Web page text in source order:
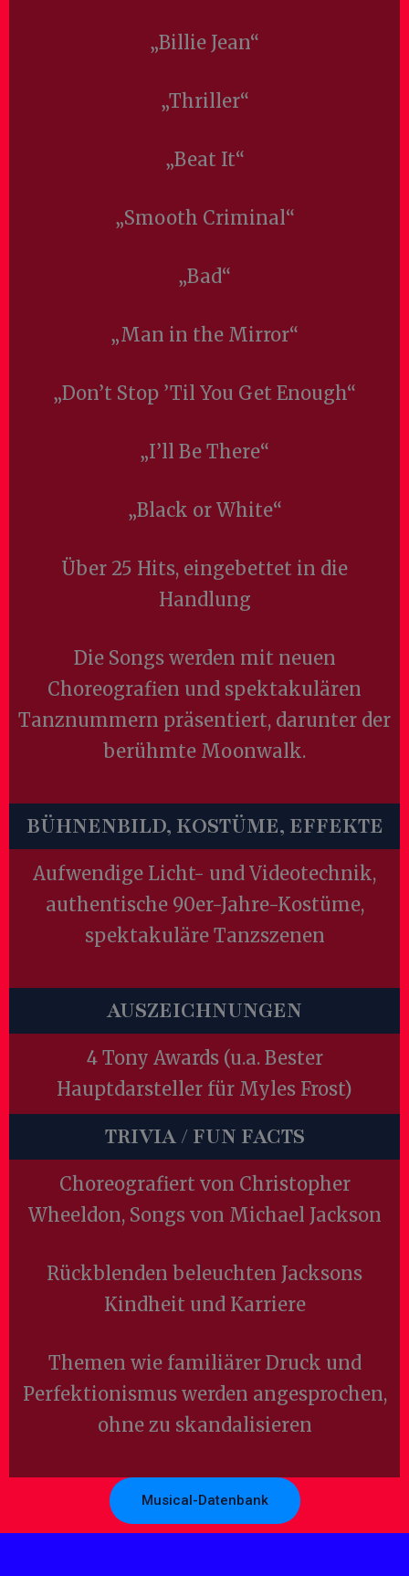
„Billie Jean“
„Thriller“
„Beat It“
„Smooth Criminal“
„Bad“
„Man in the Mirror“
„Don’t Stop ’Til You Get Enough“
„I’ll Be There“
„Black or White“
Über 25 Hits, eingebettet in die
Handlung
Die Songs werden mit neuen
Choreografien und spektakulären
Tanznummern präsentiert, darunter der
berühmte Moonwalk.
BÜHNENBILD, KOSTÜME, EFFEKTE
Aufwendige Licht- und Videotechnik,
authentische 90er-Jahre-Kostüme,
spektakuläre Tanzszenen
AUSZEICHNUNGEN
4 Tony Awards (u.a. Bester
Hauptdarsteller für Myles Frost)
TRIVIA / FUN FACTS
Choreografiert von Christopher
Wheeldon, Songs von Michael Jackson
Rückblenden beleuchten Jacksons
Kindheit und Karriere
Themen wie familiärer Druck und
Perfektionismus werden angesprochen,
ohne zu skandalisieren
Musical-Datenbank